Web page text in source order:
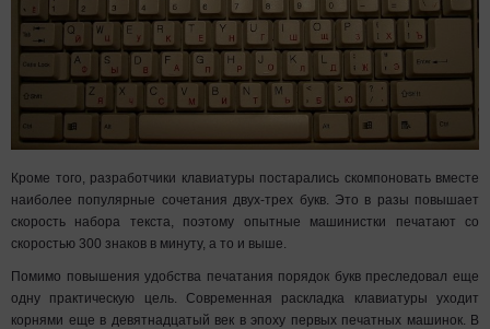
Кроме того, разработчики клавиатуры постарались скомпоновать вместе
наиболее популярные сочетания двух-трех букв. Это в разы повышает
скорость набора текста, поэтому опытные машинистки печатают со
скоростью 300 знаков в минуту, а то и выше.
Помимо повышения удобства печатания порядок букв преследовал еще
одну практическую цель. Современная раскладка клавиатуры уходит
корнями еще в девятнадцатый век в эпоху первых печатных машинок. В